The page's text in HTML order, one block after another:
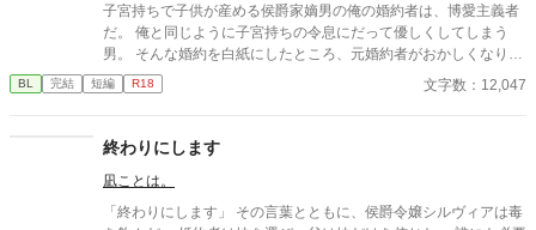
子宮持ちで子供が産める侯爵家嫡男の俺の婚約者は、博愛主義者
だ。 俺と同じように子宮持ちの令息にだって優しくしてしまう
男。 そんな婚約を白紙にしたところ、元婚約者がおかしくなりは
じめた……。
BL 完結 短編 R18 文字数：12,047
終わりにします
凪ことは。
「終わりにします」 その言葉とともに、侯爵令嬢シルヴィアは毒